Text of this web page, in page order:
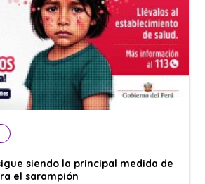
siendo la principal medida de
el sarampión